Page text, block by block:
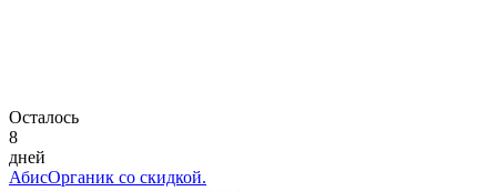
Осталось
8
дней
АбисОрганик со скидкой.